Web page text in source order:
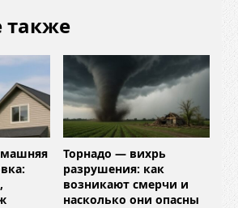
также
Торнадо — вихрь
разрушения: как
возникают смерчи и
насколько они опасны